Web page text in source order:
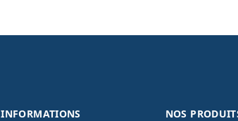
INFORMATIONS NOS